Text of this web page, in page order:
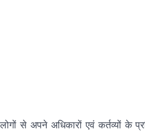
से अपने अधिकारों एवं कर्तव्यों के